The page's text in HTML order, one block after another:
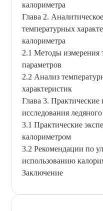
калориметра
Глава 2.
температурных
калориметра
2.1 Методы измерения
параметров
2.2 Анализ
характеристик
Глава 3.
исследования
3.1 Практические
калориметром
3.2 Рекомендации по
использованию
Заключение